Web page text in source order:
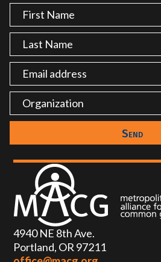
4940 NE 8th Ave.
Portland, OR 97211